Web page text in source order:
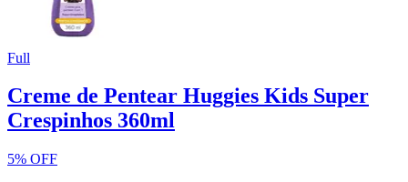
Full
Creme de Pentear Huggies Kids Super
Crespinhos 360ml
5% OFF